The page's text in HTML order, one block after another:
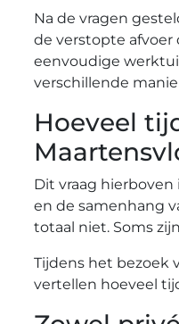
Na de vragen
de verstopte
eenvoudige
verschillende
Hoeveel
Dit vraag
en de samenhang
totaal niet. Soms
Tijdens het bezoek
vertellen hoeveel